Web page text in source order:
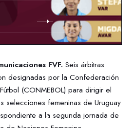
FVF. Seis árbitras
designadas por la Confederación
(CONMEBOL) para dirigir el
selecciones femeninas de Uruguay
a la segunda jornada de